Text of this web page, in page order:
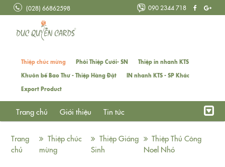
(028) 66862598 090 2344 718
Thiệp chúc mừng Phôi Thiệp Cưới- SN
Thiệp in nhanh KTS
Khuôn bế Bao Thư - Thiệp Hàng Đặt
IN nhanh KTS - SP Khác
Export Product
Trang chủ Giới thiệu Tin tức
Trang
chủ
Thiệp chúc
mừng
Thiệp Giáng
Sinh
Thiệp Thủ Công
Noel Nhỏ